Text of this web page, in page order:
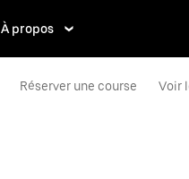
À propos
Réserver une course Voir